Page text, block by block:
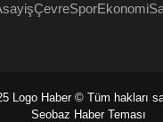
ÇevreSporEkonomi
Logo Haber © Tüm hakları
Seobaz Haber Teması